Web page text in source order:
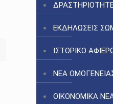
ΕΚΔΗΛΩΣΕΙΣ
ΙΣΤΟΡΙΚΟ
ΝΕΑ
ΟΙΚΟΝΟΜΙΚΑ